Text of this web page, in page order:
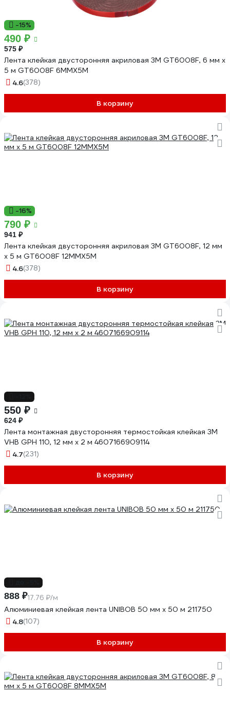
-15%
490 ₽
575 ₽
Лента клейкая двусторонняя акриловая 3М GT6008F, 6 мм х
5 м GT6008F 6MMX5M
4.6(378)
В корзину
-16%
790 ₽
941 ₽
Лента клейкая двусторонняя акриловая 3М GT6008F, 12 мм
х 5 м GT6008F 12MMX5M
4.6(378)
В корзину
550 ₽
624 ₽
Лента монтажная двусторонняя термостойкая клейкая 3М
VHB GPH 110, 12 мм х 2 м 4607166909114
4.7(231)
В корзину
888 ₽17.76 ₽/м
Алюминиевая клейкая лента UNIBOB 50 мм х 50 м 211750
4.8(107)
В корзину